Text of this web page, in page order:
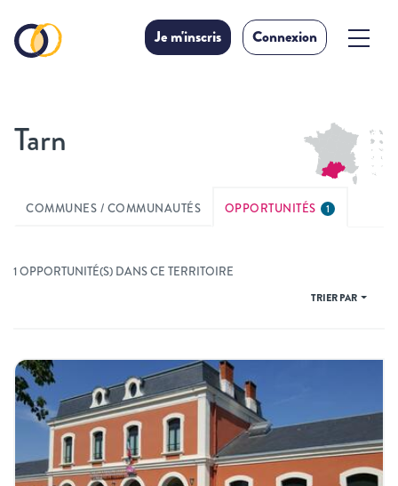
Je m'inscris Connexion
Tarn
COMMUNES / COMMUNAUTÉS OPPORTUNITÉS 1
1 OPPORTUNITÉ(S) DANS CE TERRITOIRE
TRIER PAR